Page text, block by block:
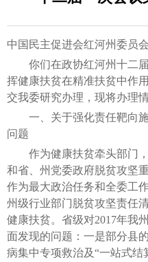
中国民主促进会红河州委员会
你们在政协红河州十二届
挥健康扶贫在精准扶贫中作
交我委研究办理，现将办理
一、关于强化责任靶向施
问题
作为健康扶贫牵头部门，
和省、州党委政府脱贫攻坚
作为最大政治任务和全委工
州级行业部门脱贫攻坚责任
健康扶贫。省级对2017年我
面发现的问题：一是部分县
病集中专项救治及“一站式结